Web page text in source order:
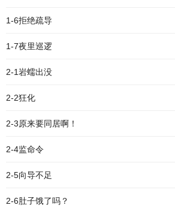
1-6拒绝疏导
1-7夜里巡逻
2-1岩蠕出没
2-2狂化
2-3原来要同居啊！
2-4监命令
2-5向导不足
2-6肚子饿了吗？